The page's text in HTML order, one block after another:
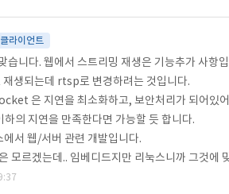
클라이언트
습니다. 웹에서 스트리밍 재생은 기능추가 사항
생되는데 rtsp로 변경하려는 것입니다.
은 지연을 최소화하고, 보안처리가 되어있
의 지연을 만족한다면 가능할 듯 합니다.
에서 웹/서버 관련 개발입니다.
모르겠는데.. 임베디드지만 리눅스니까 그것에